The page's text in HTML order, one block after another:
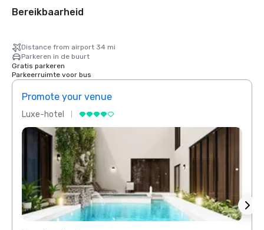
Bereikbaarheid
Distance from airport 34 mi
Parkeren in de buurt
Gratis parkeren
Parkeerruimte voor bus
Promote your venue
Luxe-hotel